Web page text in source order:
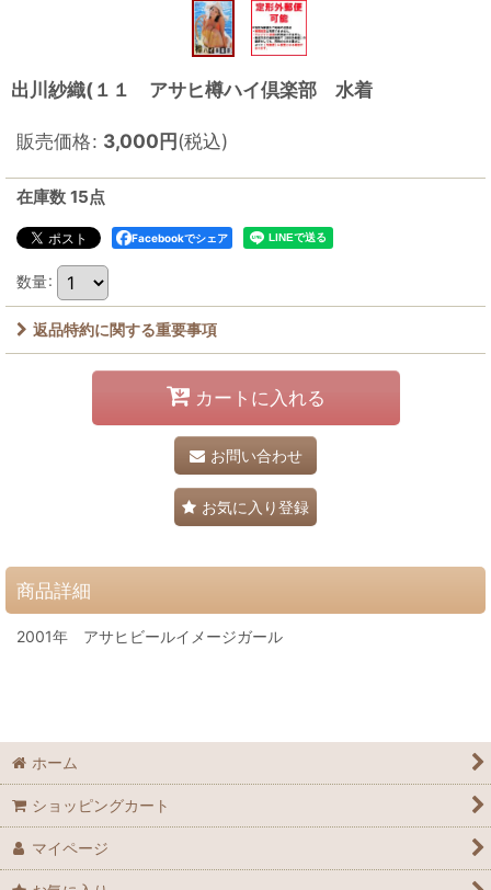
出川紗織(１１ アサヒ樽ハイ倶楽部 水着
販売価格: 3,000円(税込)
在庫数 15点
Facebookでシェア
数量:
返品特約に関する重要事項
カートに入れる
お問い合わせ
お気に入り登録
商品詳細
2001年 アサヒビールイメージガール
ホーム
ショッピングカート
マイページ